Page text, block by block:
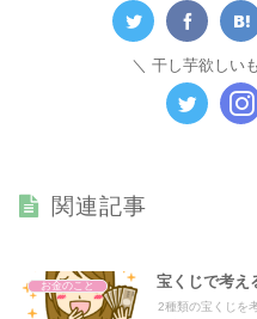
干し芋欲しい
関連記事
お金のこと 宝くじで考え
2種類の宝くじを